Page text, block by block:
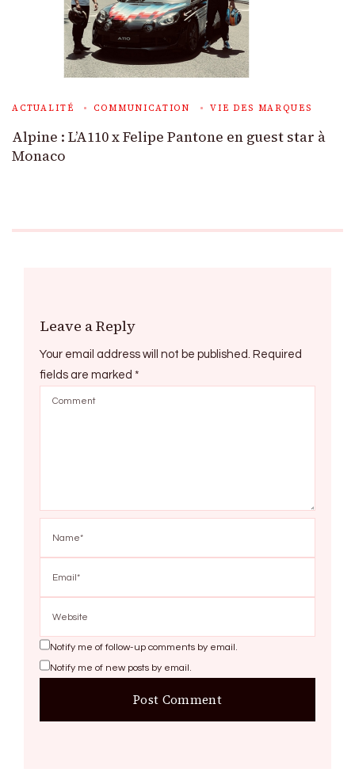
ACTUALITÉ COMMUNICATION VIE DES MARQUES
Alpine : L’A110 x Felipe Pantone en guest star à
Monaco
Leave a Reply
Your email address will not be published. Required
fields are marked *
Notify me of follow-up comments by email.
Notify me of new posts by email.